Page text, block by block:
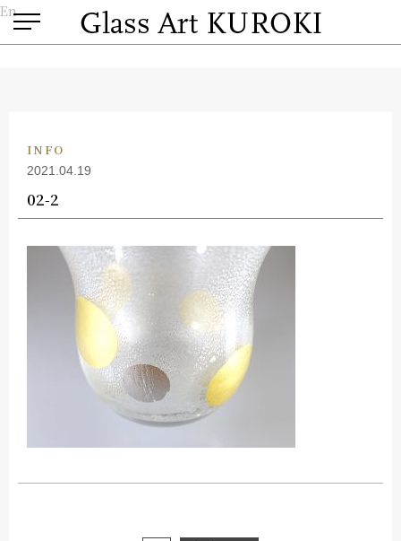
En
INFO
2021.04.19
02-2